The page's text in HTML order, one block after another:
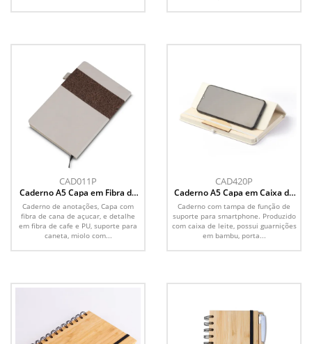
CAD011P
Caderno A5 Capa em Fibra de
Cana de Açúcar e Café
Caderno de anotações, Capa com
fibra de cana de açucar, e detalhe
em fibra de cafe e PU, suporte para
caneta, miolo com...
CAD420P
Caderno A5 Capa em Caixa de
Leite Reciclado
Caderno com tampa de função de
suporte para smartphone. Produzido
com caixa de leite, possui guarnições
em bambu, porta...